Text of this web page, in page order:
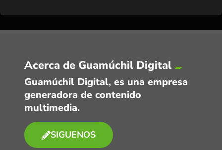
Acerca de Guamúchil Digital
Guamúchil Digital, es una empresa
generadora de contenido
multimedia.
SIGUENOS